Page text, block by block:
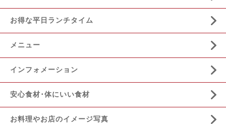
お得な平日ランチタイム
メニュー
インフォメーション
安心食材･体にいい食材
お料理やお店のイメージ写真